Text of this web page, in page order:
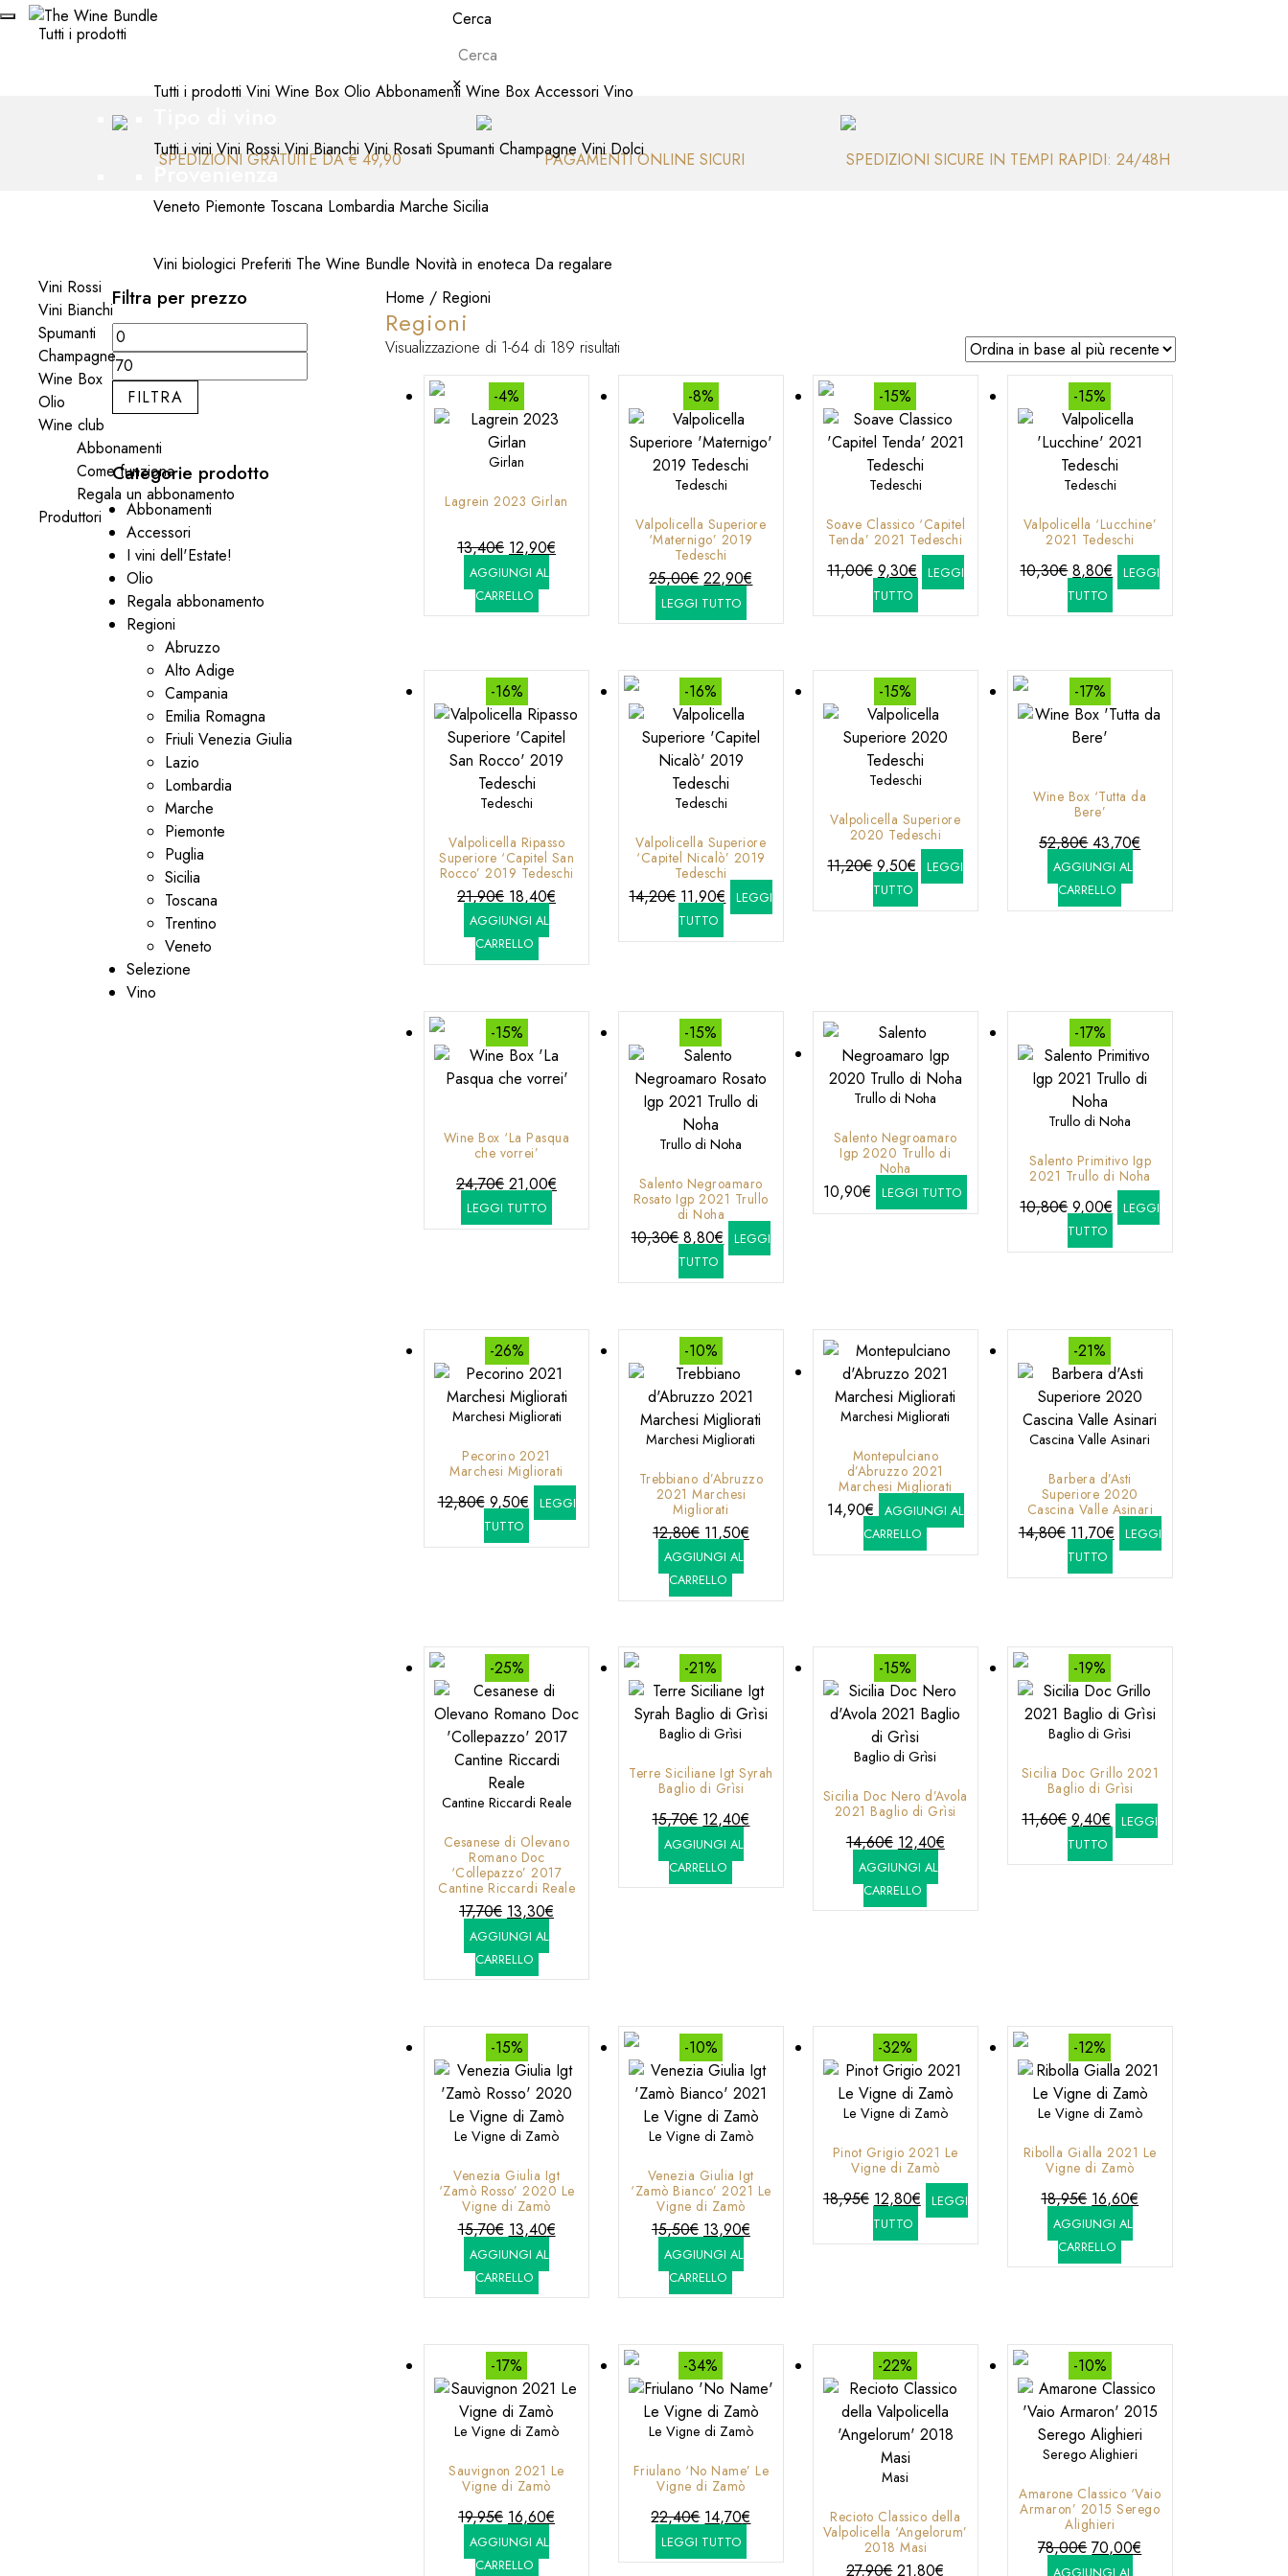
Cerca
×
Tutti i prodotti
Tutti i prodotti Vini Wine Box Olio Abbonamenti Wine Box Accessori Vino
Tutti i vini Vini Rossi Vini Bianchi Vini Rosati Spumanti Champagne Vini Dolci
Provenienza
Veneto Piemonte Toscana Lombardia Marche Sicilia
Vini biologici Preferiti The Wine Bundle Novità in enoteca Da regalare
Vini Rossi
Vini Bianchi
Spumanti
Champagne
Wine Box
Olio
Wine club
Abbonamenti
Come funziona
Regala un abbonamento
Produttori
SPEDIZIONI GRATUITE DA € 49,90 PAGAMENTI ONLINE SICURI SPEDIZIONI SICURE IN TEMPI RAPIDI: 24/48H
Filtra per prezzo
Prezzo
Min
Max
FILTRA
Categorie prodotto
Abbonamenti
Accessori
I vini dell'Estate!
Olio
Regala abbonamento
Regioni
Abruzzo
Alto Adige
Campania
Emilia Romagna
Friuli Venezia Giulia
Lazio
Lombardia
Marche
Piemonte
Puglia
Sicilia
Toscana
Trentino
Veneto
Selezione
Vino
Home / Regioni
Regioni
Visualizzazione di 1-64 di 189 risultatiOrdina
in
più
recente
-4%
Girlan
Lagrein 2023 Girlan
13,40€ Il
prezzo
originale
era:
12,90€
è:
AGGIUNGI AL
CARRELLO
-8%
Tedeschi
Valpolicella Superiore
‘Maternigo’ 2019
Tedeschi
25,00€Il
prezzo
originale
25,00€.
22,90€
attuale
22,90€.
LEGGI TUTTO
-15%
Tedeschi
Soave Classico ‘Capitel
Tenda’ 2021 Tedeschi
11,00€ Il
prezzo
originale
9,30€Il
prezzo
attuale
LEGGI
TUTTO
-15%
Tedeschi
Valpolicella ‘Lucchine’
2021 Tedeschi
10,30€ Il
prezzo
originale
8,80€
prezzo
attuale
LEGGI
TUTTO
-16%
Tedeschi
Valpolicella Ripasso
Superiore ‘Capitel San
Rocco’ 2019 Tedeschi
21,90€ Il
prezzo
originale
era:
18,40€
è:
AGGIUNGI AL
CARRELLO
-16%
Tedeschi
Valpolicella Superiore
‘Capitel Nicalò’ 2019
Tedeschi
14,20€ Il
prezzo
originale
11,90€
prezzo
attuale
LEGGI
TUTTO
-15%
Tedeschi
Valpolicella Superiore
2020 Tedeschi
11,20€ Il
prezzo
originale
9,50€
prezzo
attuale
LEGGI
TUTTO
-17%
Wine Box ‘Tutta da
Bere’
52,80€ Il
prezzo
originale
era:
43,70€
è:
AGGIUNGI AL
CARRELLO
-15%
Wine Box ‘La Pasqua
che vorrei’
24,70€ Il
prezzo
originale
21,00€
attuale
LEGGI TUTTO
-15%
Trullo di Noha
Salento Negroamaro
Rosato Igp 2021 Trullo
di Noha
10,30€Il
prezzo
originale
10,30€.
8,80€
prezzo
attuale
8,80€.
LEGGI
TUTTO
Trullo di Noha
Salento Negroamaro
Igp 2020 Trullo di
Noha
10,90€ LEGGI TUTTO
-17%
Trullo di Noha
Salento Primitivo Igp
2021 Trullo di Noha
10,80€ Il
prezzo
originale
9,00€
prezzo
attuale
LEGGI
TUTTO
-26%
Marchesi Migliorati
Pecorino 2021
Marchesi Migliorati
12,80€ Il
prezzo
originale
9,50€Il
prezzo
attuale
LEGGI
TUTTO
-10%
Marchesi Migliorati
Trebbiano d’Abruzzo
2021 Marchesi
Migliorati
12,80€ Il
prezzo
originale
era:
11,50€Il
è:
AGGIUNGI AL
CARRELLO
Marchesi Migliorati
Montepulciano
d’Abruzzo 2021
Marchesi Migliorati
14,90€
AGGIUNGI AL
CARRELLO
-21%
Cascina Valle Asinari
Barbera d’Asti
Superiore 2020
Cascina Valle Asinari
14,80€ Il
prezzo
originale
11,70€Il
prezzo
attuale
LEGGI
TUTTO
-25%
Cantine Riccardi Reale
Cesanese di Olevano
Romano Doc
‘Collepazzo’ 2017
Cantine Riccardi Reale
17,70€ Il
prezzo
originale
era:
13,30€
è:
AGGIUNGI AL
CARRELLO
-21%
Baglio di Grìsi
Terre Siciliane Igt Syrah
Baglio di Grìsi
15,70€ Il
prezzo
originale
era:
12,40€
è:
AGGIUNGI AL
CARRELLO
-15%
Baglio di Grìsi
Sicilia Doc Nero d’Avola
2021 Baglio di Grìsi
14,60€ Il
prezzo
originale
era:
12,40€Il
è:
AGGIUNGI AL
CARRELLO
-19%
Baglio di Grìsi
Sicilia Doc Grillo 2021
Baglio di Grìsi
11,60€ Il
prezzo
originale
9,40€
prezzo
attuale
LEGGI
TUTTO
-15%
Le Vigne di Zamò
Venezia Giulia Igt
‘Zamò Rosso’ 2020 Le
Vigne di Zamò
15,70€ Il
prezzo
originale
era:
13,40€Il
è:
AGGIUNGI AL
CARRELLO
-10%
Le Vigne di Zamò
Venezia Giulia Igt
‘Zamò Bianco’ 2021 Le
Vigne di Zamò
15,50€ Il
prezzo
originale
era:
13,90€Il
è:
AGGIUNGI AL
CARRELLO
-32%
Le Vigne di Zamò
Pinot Grigio 2021 Le
Vigne di Zamò
18,95€ Il
prezzo
originale
12,80€Il
prezzo
attuale
LEGGI
TUTTO
-12%
Le Vigne di Zamò
Ribolla Gialla 2021 Le
Vigne di Zamò
18,95€ Il
prezzo
originale
era:
16,60€
è:
AGGIUNGI AL
CARRELLO
-17%
Le Vigne di Zamò
Sauvignon 2021 Le
Vigne di Zamò
19,95€ Il
prezzo
originale
16,60€
AGGIUNGI AL
CARRELLO
-34%
Le Vigne di Zamò
Friulano ‘No Name’ Le
Vigne di Zamò
22,40€ Il
prezzo
originale
14,70€
attuale
LEGGI TUTTO
-22%
Masi
Recioto Classico della
Valpolicella ‘Angelorum’
2018 Masi
27,90€ Il
21,80€
-10%
Serego Alighieri
Amarone Classico ‘Vaio
Armaron’ 2015 Serego
Alighieri
78,00€ Il
prezzo
70,00€
AGGIUNGI AL